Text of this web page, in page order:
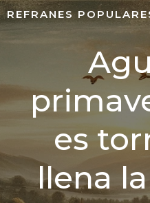
REFRANES
es
llena